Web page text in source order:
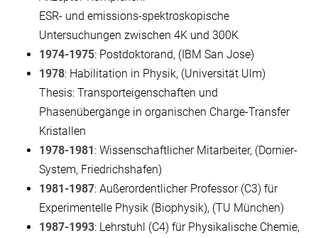
ESR- und emissions-spektroskopische
Untersuchungen zwischen 4K und 300K
1974-1975: Postdoktorand, (IBM San Jose)
1978: Habilitation in Physik, (Universität Ulm)
Thesis: Transporteigenschaften und
Phasenübergänge in organischen Charge-Transfer
Kristallen
1978-1981: Wissenschaftlicher Mitarbeiter, (Dornier-
System, Friedrichshafen)
1981-1987: Außerordentlicher Professor (C3) für
Experimentelle Physik (Biophysik), (TU München)
1987-1993: Lehrstuhl (C4) für Physikalische Chemie,